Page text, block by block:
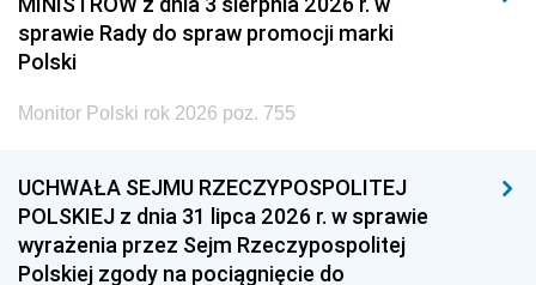
2008 2007 2006
2005
1996 1995 1994
1993 1992 1991
1990 1989
sprawie Rady do spraw promocji marki
Polski
Monitor Polski rok 2026 poz. 755
UCHWAŁA SEJMU RZECZYPOSPOLITEJ
POLSKIEJ z dnia 31 lipca 2026 r. w sprawie
wyrażenia przez Sejm Rzeczypospolitej
Polskiej zgody na pociągnięcie do